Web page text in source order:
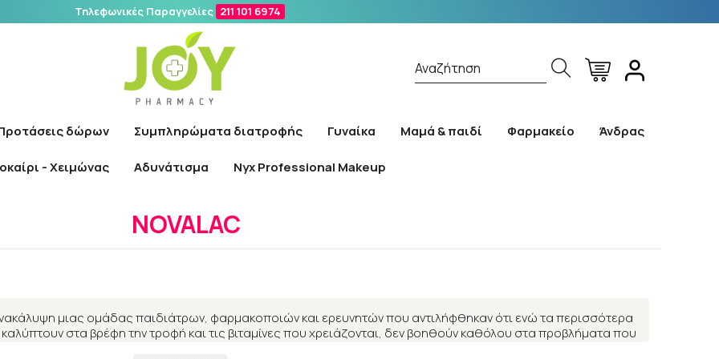
Τηλεφωνικές Παραγγελίες 211 101 6974
Αναζήτηση
δώρων Συμπληρώματα διατροφής Γυναίκα Μαμά & παιδί Φαρμακείο Άνδρας
- Χειμώνας Αδυνάτισμα Nyx Professional Makeup
Αναζήτηση
Αρχική / Εταιρίες / NOVALAC
NOVALAC
μιας ομάδας παιδιάτρων, φαρμακοποιών και ερευνητών που αντιλήφθηκαν ότι ενώ τα περισσότερα
στα βρέφη την τροφή και τις βιταμίνες που χρειάζονται, δεν βοηθούν καθόλου στα προβλήματα που